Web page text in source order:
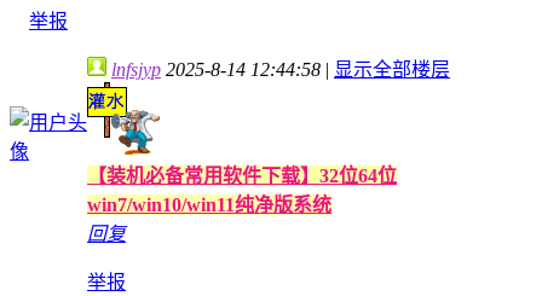
举报
lnfsjyp 2025-8-14 12:44:58 | 显示全部楼层
【装机必备常用软件下载】32位64位
win7/win10/win11纯净版系统
回复
举报